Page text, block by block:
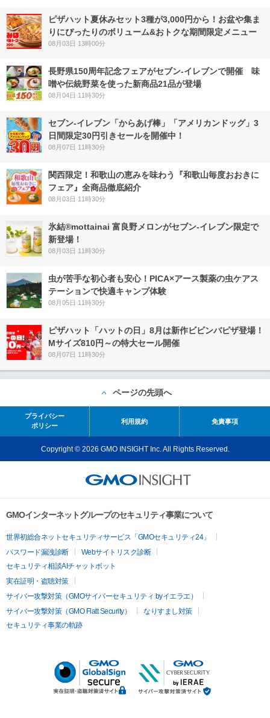
ピザハット夏休みセット3種が3,000円から！お盆や集ま
りにぴったりのボリューム&おトクな期間限定メニュー
08月03日 13時00分
長野県150周年記念フェアがセブン-イレブンで開催 味
噌や伝統野菜を使った新商品21品が登場
08月04日 11時30分
セブン‐イレブン「からあげ棒」「アメリカンドッグ」3
日間限定30円引きセールを開催中！
08月07日 11時30分
関西限定！和歌山の恵みを味わう『和歌山毎度おおきに
フェア』全商品徹底紹介
08月03日 11時30分
氷結®mottainai 富良野メロンがセブン‐イレブン限定で
新登場！
08月03日 11時30分
虫が苦手な初心者も安心！PICA×アース製薬の虫ケアス
テーションで快適キャンプ体験
08月05日 11時30分
ピザハット「ハットの日」8月は新作ビビンバピザ登場！
Mサイズ810円～の特大セール開催
08月07日 11時30分
ページの先頭へ
プライバシー
ポリシー
利用規約 免責事項
Copyright © 2026 GMO INSIGHT Inc. All Rights Reserved.
GMOインターネットグループのセキュリティ事業について
世界初総合ネットセキュリティサービス「GMOセキュリティ24」
パスワード漏洩診断
Webサイトリスク診断
セキュリティ相談AIチャットボット
実在証明・盗聴対策
サイバー攻撃対策（GMOサイバーセキュリティ byイエラエ）
サイバー攻撃対策（GMO Flatt Security）
なりすまし対策
セキュリティ事業の軌跡